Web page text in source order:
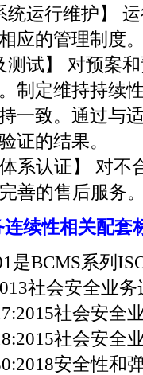
行维护】 运
应的管理制度
】 对预案和
制定维持持续
一致。通过与
证的结果。
认证】 对不
的售后服务
连续性相关配套
BCMS系列
社会安全业务
社会安全
社会安全
安全性和